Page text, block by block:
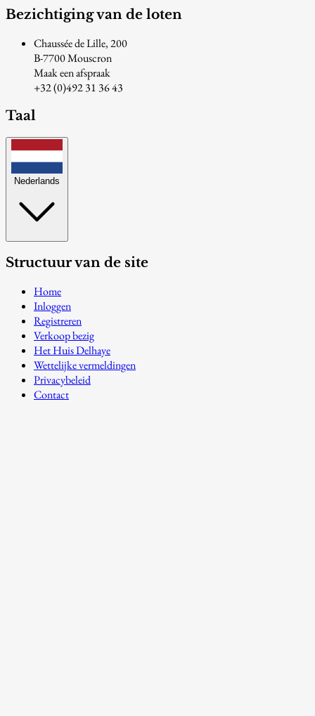
Bezichtiging van de loten
Chaussée de Lille, 200
B-7700 Mouscron
Maak een afspraak
+32 (0)492 31 36 43
Taal
Nederlands
Structuur van de site
Home
Inloggen
Registreren
Verkoop bezig
Het Huis Delhaye
Wettelijke vermeldingen
Privacybeleid
Contact